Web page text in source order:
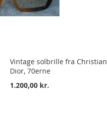
Vintage solbrille fra Christian
Dior, 70erne
1.200,00 kr.